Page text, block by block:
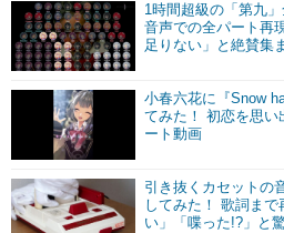
1時間超級の「第九
音声での全パート再
足りない」と絶賛集
小春六花に『Snow
てみた！ 初恋を思い
ート動画
引き抜くカセットの
してみた！ 歌詞ま
い」「喋った!?」と